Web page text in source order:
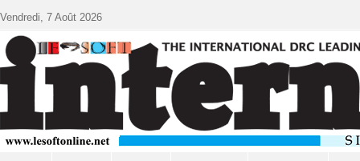
Vendredi, 7 Août 2026